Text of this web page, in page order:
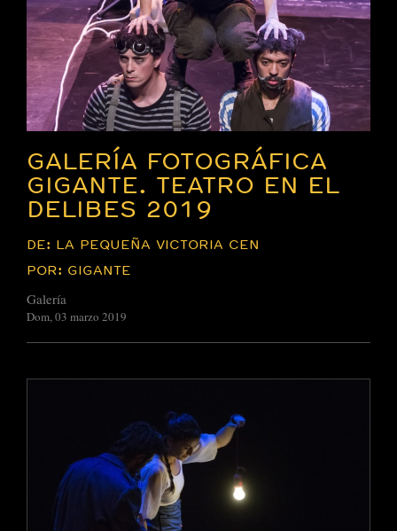
GALERÍA FOTOGRÁFICA
GIGANTE. TEATRO EN EL
DELIBES 2019
DE: LA PEQUEÑA VICTORIA CEN
POR: GIGANTE
Galería
Dom, 03 marzo 2019